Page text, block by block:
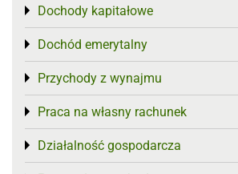
Dochody kapitałowe
Toggle menu
Dochód emerytalny
Toggle menu
Przychody z wynajmu
Toggle menu
Praca na własny rachunek
Toggle menu
Działalność gospodarcza
Toggle menu